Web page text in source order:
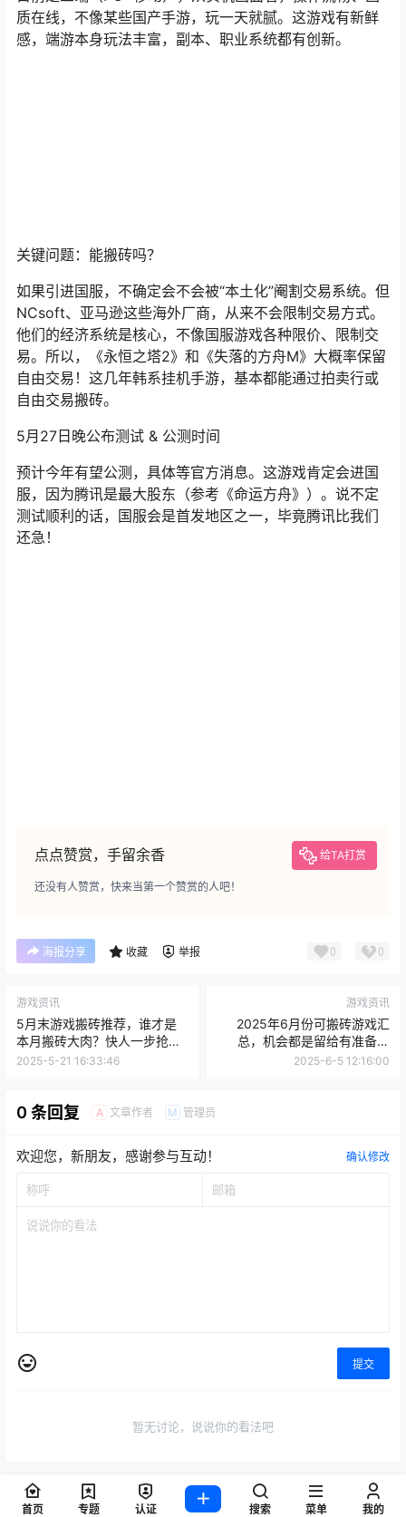
目前是三端（PC+移动），从实机画面看，操作流畅、画
质在线，不像某些国产手游，玩一天就腻。这游戏有新鲜
关键问题：能搬砖吗？
如果引进国服，不确定会不会被“本土化”阉割交易系统。但
NCsoft、亚马逊这些海外厂商，从来不会限制交易方式。
他们的经济系统是核心，不像国服游戏各种限价、限制交
易。所以，《永恒之塔2》和《失落的方舟M》大概率保留
自由交易！这几年韩系挂机手游，基本都能通过拍卖行或
自由交易搬砖。
5月27日晚公布测试 & 公测时间
预计今年有望公测，具体等官方消息。这游戏肯定会进国
服，因为腾讯是最大股东（参考《命运方舟》）。说不定
测试顺利的话，国服会是首发地区之一，毕竟腾讯比我们
点点赞赏，手留余香
游戏资讯
5月末游戏搬砖推荐，谁才是
游戏资讯
2025年6月份可搬砖游戏汇
欢迎您，新朋友，感谢参与互动！
首页 专题 认证 搜索 菜单 我的